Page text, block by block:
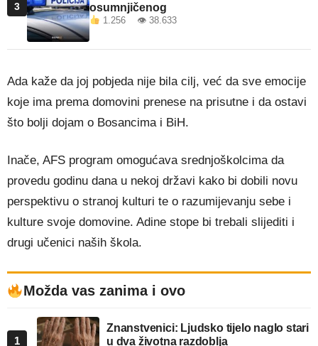
3
osumnjičenog
1.256 👁 38.633
Ada kaže da joj pobjeda nije bila cilj, već da sve emocije
koje ima prema domovini prenese na prisutne i da ostavi
što bolji dojam o Bosancima i BiH.
Inače, AFS program omogućava srednjoškolcima da
provedu godinu dana u nekoj državi kako bi dobili novu
perspektivu o stranoj kulturi te o razumijevanju sebe i
kulture svoje domovine. Adine stope bi trebali slijediti i
drugi učenici naših škola.
Možda vas zanima i ovo
1
Znanstvenici: Ljudsko tijelo naglo stari
u dva životna razdoblja